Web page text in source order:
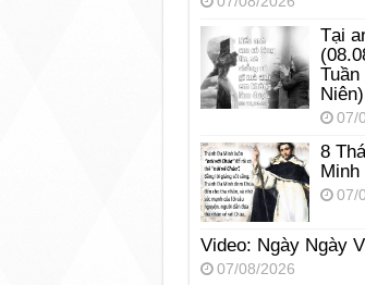
Tại
Niên)
07/
8
Minh
07/
Video: Ngày Ngày
07/08/2026